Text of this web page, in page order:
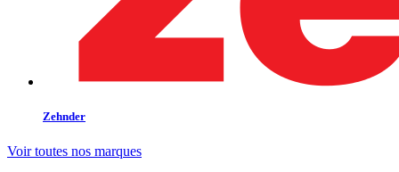
Zehnder
Voir toutes nos marques